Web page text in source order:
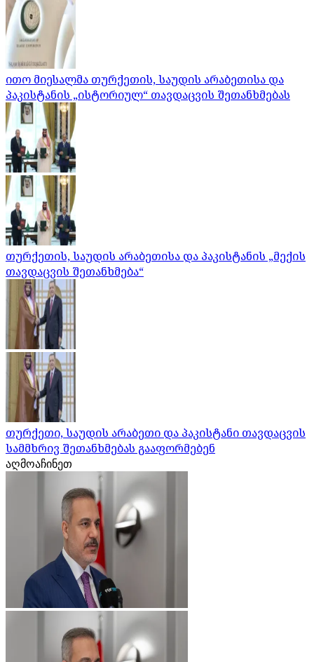
ითო მიესალმა თურქეთის, საუდის არაბეთისა და
პაკისტანის „ისტორიულ“ თავდაცვის შეთანხმებას
თურქეთის, საუდის არაბეთისა და პაკისტანის „მექის
თავდაცვის შეთანხმება“
თურქეთი, საუდის არაბეთი და პაკისტანი თავდაცვის
სამმხრივ შეთანხმებას გააფორმებენ
აღმოაჩინეთ